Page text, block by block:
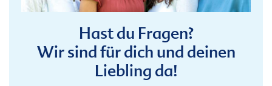
Hast du Fragen?
Wir sind für dich und deinen
Liebling da!